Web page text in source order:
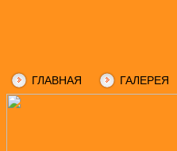
ГЛАВНАЯ ГАЛЕРЕЯ